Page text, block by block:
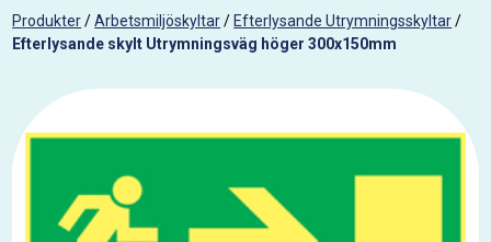
Produkter/Arbetsmiljöskyltar/ Efterlysande Utrymningsskyltar/
Efterlysande skylt Utrymningsväg höger 300x150mm